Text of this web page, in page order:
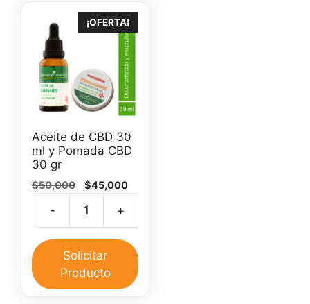
¡OFERTA!
Aceite de CBD 30
ml y Pomada CBD
30 gr
$50,000
El
original
era:
$50,000.
$45,000El
es:
$45,000.
-
CBD
30
+
Solicitar
Producto